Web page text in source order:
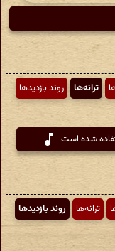
ترانه‌ها
روند بازدیدها
شده است
ترانه‌ها
روند بازدیدها